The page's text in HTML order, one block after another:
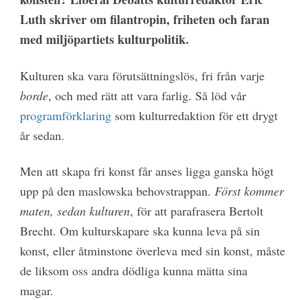
Luth skriver om filantropin, friheten och faran
med miljöpartiets kulturpolitik.
Kulturen ska vara förutsättningslös, fri från varje
borde, och med rätt att vara farlig. Så löd vår
programförklaringsom kulturredaktion för ett drygt
år sedan.
Men att skapa fri konst får anses ligga ganska högt
upp på den maslowska behovstrappan. Först kommer
maten, sedan kulturen, för att parafrasera Bertolt
Brecht. Om kulturskapare ska kunna leva på sin
konst, eller åtminstone överleva med sin konst, måste
de liksom oss andra dödliga kunna mätta sina
magar.